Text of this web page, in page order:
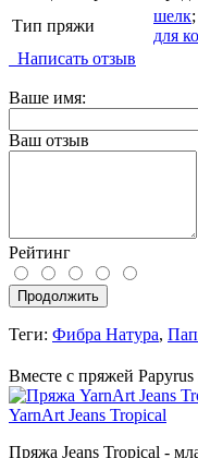
Тип пряжи
шелк;
для
Написать отзыв
Ваше имя:
Ваш отзыв
Рейтинг
Продолжить
Теги: Фибра Натура,
Вместе с пряжей
YarnArt Jeans Tropical
Пряжа Jeans Tropical -